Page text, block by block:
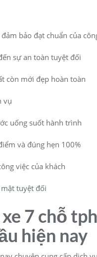
bảo đạt chuẩn của
sự an toàn tuyệt đối
còn mới đẹp hoàn toàn
vụ
uống suốt hành trình
và đúng hẹn 100%
việc của khách
tuyệt đối
7 chỗ
hiện nay